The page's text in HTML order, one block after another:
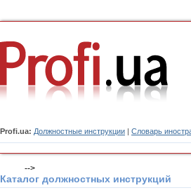
Profi.ua: Должностные инструкции | Словарь
-->
Каталог должностных инструкций